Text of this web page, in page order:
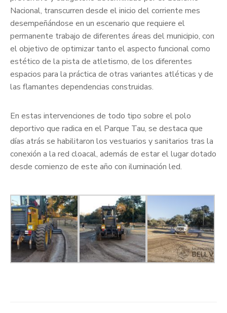
Nacional, transcurren desde el inicio del corriente mes
desempeñándose en un escenario que requiere el
permanente trabajo de diferentes áreas del municipio, con
el objetivo de optimizar tanto el aspecto funcional como
estético de la pista de atletismo, de los diferentes
espacios para la práctica de otras variantes atléticas y de
las flamantes dependencias construidas.
En estas intervenciones de todo tipo sobre el polo
deportivo que radica en el Parque Tau, se destaca que
días atrás se habilitaron los vestuarios y sanitarios tras la
conexión a la red cloacal, además de estar el lugar dotado
desde comienzo de este año con iluminación led.